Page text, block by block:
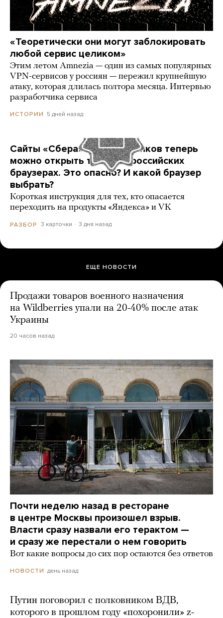
«Теоретически они могут заблокировать
любой сервис целиком»
Этим летом Amnezia — один из самых популярных
VPN-сервисов у россиян — пережил крупнейшую
атаку, которая длилась полтора месяца. Интервью
разработчика сервиса
ИСТОРИИ 5 дней назад
Сайты «Сбера» и других банков теперь
можно открыть только в российских
браузерах. Это опасно? И какой браузер
выбрать?
Короткая инструкция для тех, кто опасается
переходить на продукты «Яндекса» и VK
РАЗБОР 3 карточки 3 дня назад
ЕЩЕ НОВОСТИ
Продажи товаров военного назначения
на Wildberries упали на 20-40% после атак
Украины
20 часов назад
Почти неделю назад в ресторане
в центре Москвы произошел взрыв.
Власти сразу назвали его терактом —
и сразу же перестали о нем говорить
Вот какие вопросы до сих пор остаются без ответов
НОВОСТИ день назад
Путин поговорил с полковником ВДВ,
которого в прошлом году «похоронили» z-